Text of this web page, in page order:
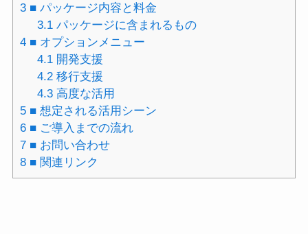
3■ パッケージ内容と料金
3.1 パッケージに含まれるもの
4■ オプションメニュー
4.1 開発支援
4.2 移行支援
4.3 高度な活用
5■ 想定される活用シーン
6■ ご導入までの流れ
7■ お問い合わせ
8■ 関連リンク